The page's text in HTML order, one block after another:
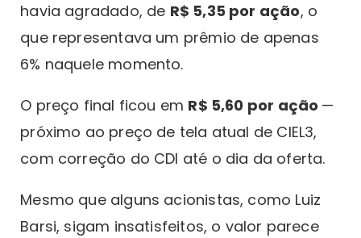
havia agradado, de R$ 5,35 por ação, o
que representava um prêmio de apenas
6% naquele momento.
O preço final ficou em R$ 5,60 por ação —
próximo ao preço de tela atual de CIEL3,
com correção do CDI até o dia da oferta.
Mesmo que alguns acionistas, como Luiz
Barsi, sigam insatisfeitos, o valor parece